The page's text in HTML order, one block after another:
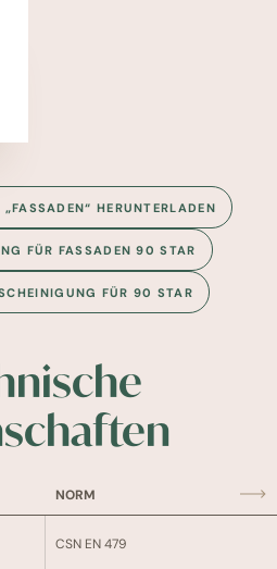
HERUNTERLADEN
FÜR FASSADEN 90 STAR
FÜR 90 STAR
NORM
CSN EN 479